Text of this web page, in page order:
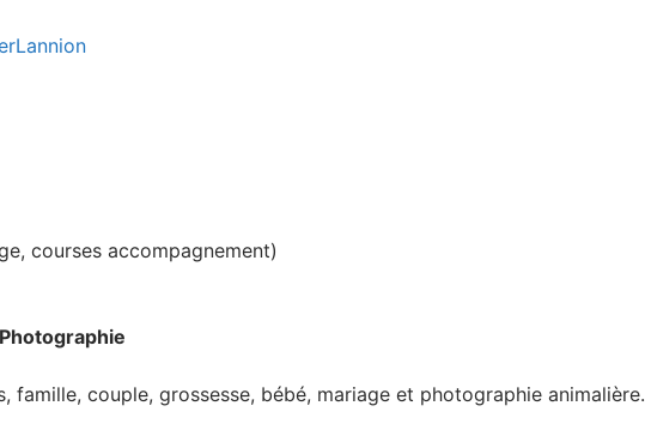
courses accompagnement)
famille, couple, grossesse, bébé, mariage et photographie animalière.